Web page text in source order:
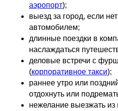
аэропорт);
выезд за город, если
автомобилем;
длинные поездки в
наслаждаться
деловые встречи с
(корпоративное такси);
раннее утро или
отдохнуть или
нежелание выезжать из